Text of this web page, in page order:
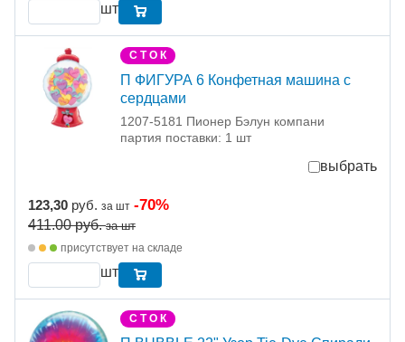
шт
С Т О К
П ФИГУРА 6 Конфетная машина с
сердцами
1207-5181 Пионер Бэлун компани
партия поставки: 1 шт
выбрать
123,30 руб. за шт -70%
411.00руб. за шт
присутствует на складе
шт
С Т О К